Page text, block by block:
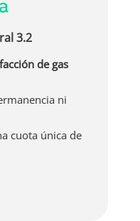
ni papeleos.
3.2
de gas
ni
cuota única de
gas natural en tu